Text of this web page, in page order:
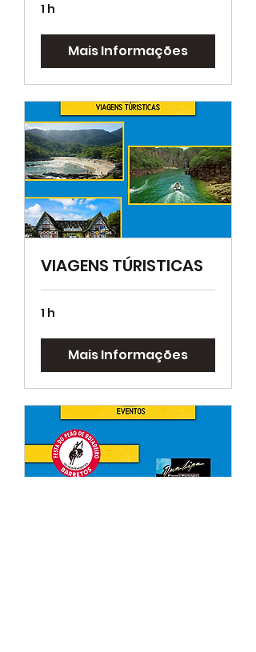
1 h
Mais Informações
VIAGENS TÚRISTICAS
1 h
Mais Informações